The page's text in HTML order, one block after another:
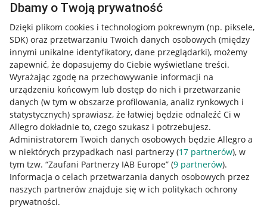
Dbamy o Twoją prywatność
Dzięki plikom cookies i technologiom pokrewnym (np. piksele,
SDK) oraz przetwarzaniu Twoich danych osobowych (między
innymi unikalne identyfikatory, dane przeglądarki), możemy
zapewnić, że dopasujemy do Ciebie wyświetlane treści.
Wyrażając zgodę na przechowywanie informacji na
urządzeniu końcowym lub dostęp do nich i przetwarzanie
danych (w tym w obszarze profilowania, analiz rynkowych i
statystycznych) sprawiasz, że łatwiej będzie odnaleźć Ci w
Allegro dokładnie to, czego szukasz i potrzebujesz.
Administratorem Twoich danych osobowych będzie Allegro a
w niektórych przypadkach nasi partnerzy (17 partnerów), w
tym tzw. “Zaufani Partnerzy IAB Europe” (9 partnerów).
Informacja o celach przetwarzania danych osobowych przez
naszych partnerów znajduje się w ich politykach ochrony
prywatności.
Przydatne informacje
Jak to działa